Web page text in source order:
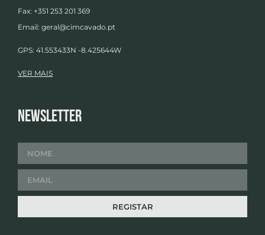
Fax: +351 253 201 369
Email: geral@cimcavado.pt
GPS: 41.553433N -8.425644W
VER MAIS
Newsletter